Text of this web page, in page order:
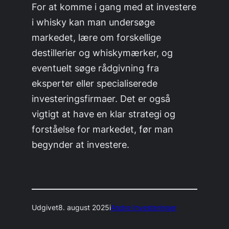
For at komme i gang med at investere
i whisky kan man undersøge
markedet, lære om forskellige
destillerier og whiskymærker, og
eventuelt søge rådgivning fra
eksperter eller specialiserede
investeringsfirmaer. Det er også
vigtigt at have en klar strategi og
forståelse for markedet, før man
begynder at investere.
Udgivet8. august 2025iAndre Investeringer